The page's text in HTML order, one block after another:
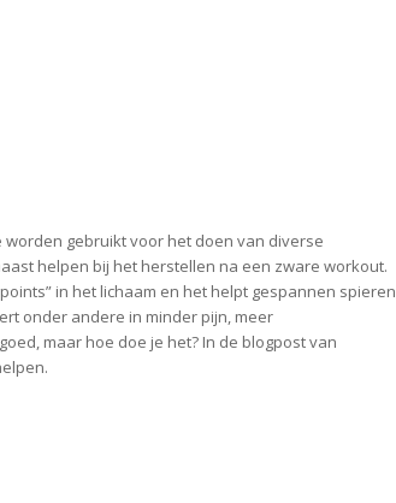
gebruikt voor het doen van diverse
helpen bij het herstellen na een zware workout.
in het lichaam en het helpt gespannen spieren
onder andere in minder pijn, meer
maar hoe doe je het? In de blogpost van